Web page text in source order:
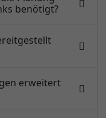
benötigt?
erweitert